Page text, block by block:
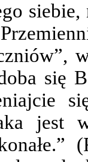
się
jest